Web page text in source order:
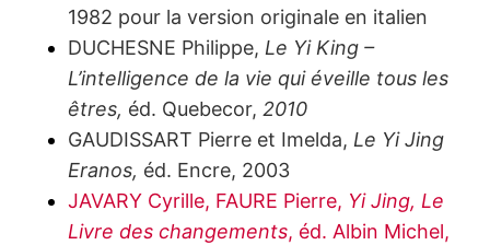
1982 pour la version originale en italien
DUCHESNE Philippe, Le Yi King –
L’intelligence de la vie qui éveille tous les
êtres, éd. Quebecor,2010
GAUDISSART Pierre et Imelda, Le Yi Jing
Eranos, éd. Encre, 2003
JAVARY Cyrille, FAURE Pierre, Yi Jing, Le
Livre des changements, éd. Albin Michel,